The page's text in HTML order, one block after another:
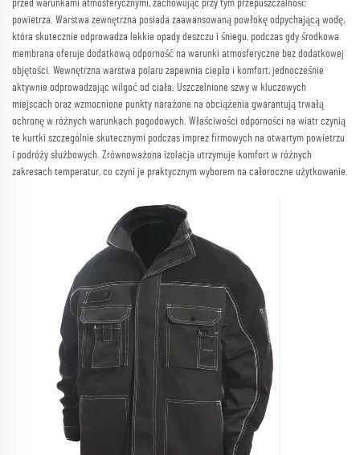
przed warunkami atmosferycznymi, zachowując przy tym przepuszczalność
powietrza. Warstwa zewnętrzna posiada zaawansowaną powłokę odpychającą wodę,
która skutecznie odprowadza lekkie opady deszczu i śniegu, podczas gdy środkowa
membrana oferuje dodatkową odporność na warunki atmosferyczne bez dodatkowej
objętości. Wewnętrzna warstwa polaru zapewnia ciepło i komfort, jednocześnie
aktywnie odprowadzając wilgoć od ciała. Uszczelnione szwy w kluczowych
miejscach oraz wzmocnione punkty narażone na obciążenia gwarantują trwałą
ochronę w różnych warunkach pogodowych. Właściwości odporności na wiatr czynią
te kurtki szczególnie skutecznymi podczas imprez firmowych na otwartym powietrzu
i podróży służbowych. Zrównoważona izolacja utrzymuje komfort w różnych
zakresach temperatur, co czyni je praktycznym wyborem na całoroczne użytkowanie.